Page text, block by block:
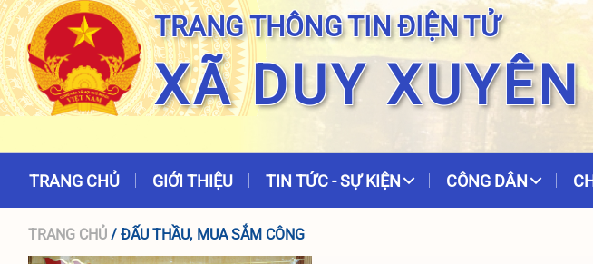
TRANG THÔNG TIN ĐIỆN TỬ
XÃ DUY XUYÊN
TRANG CHỦ GIỚI THIỆU TIN TỨC - SỰ KIỆN CÔNG DÂN
TRANG CHỦ / ĐẤU THẦU, MUA SẮM CÔNG